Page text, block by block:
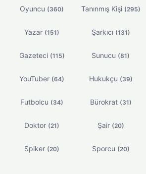
Oyuncu (360) Tanınmış Kişi (295)
Yazar (151) Şarkıcı (131)
Gazeteci (115) Sunucu (81)
YouTuber (64) Hukukçu (39)
Futbolcu (34) Bürokrat (31)
Doktor (21) Şair (20)
Spiker (20) Sporcu (20)